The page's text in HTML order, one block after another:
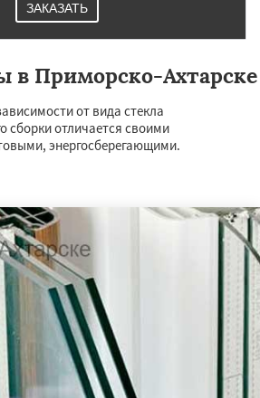
ЗАКАЗАТЬ
в Приморско-Ахтарске
от вида стекла
сборки отличается своими
энергосберегающими.